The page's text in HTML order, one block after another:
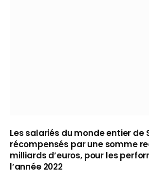
Les salariés du monde entier de
récompensés par une somme
milliards d’euros, pour les
l’année 2022